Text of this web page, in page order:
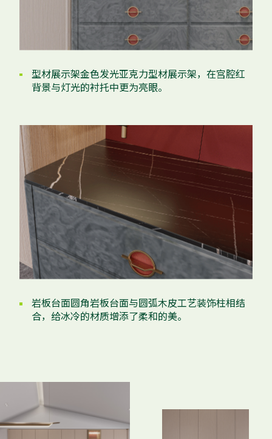
型材展示架金色发光亚克力型材展示架，在宫腔红
背景与灯光的衬托中更为亮眼。
岩板台面圆角岩板台面与圆弧木皮工艺装饰柱相结
合，给冰冷的材质增添了柔和的美。